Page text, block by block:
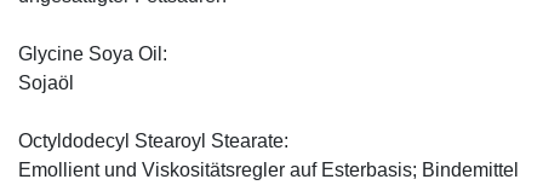
Glycine Soya Oil:
Sojaöl
Octyldodecyl Stearoyl Stearate:
Emollient und Viskositätsregler auf Esterbasis; Bindemittel